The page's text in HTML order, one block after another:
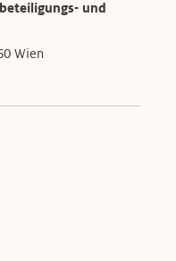
und
Wien